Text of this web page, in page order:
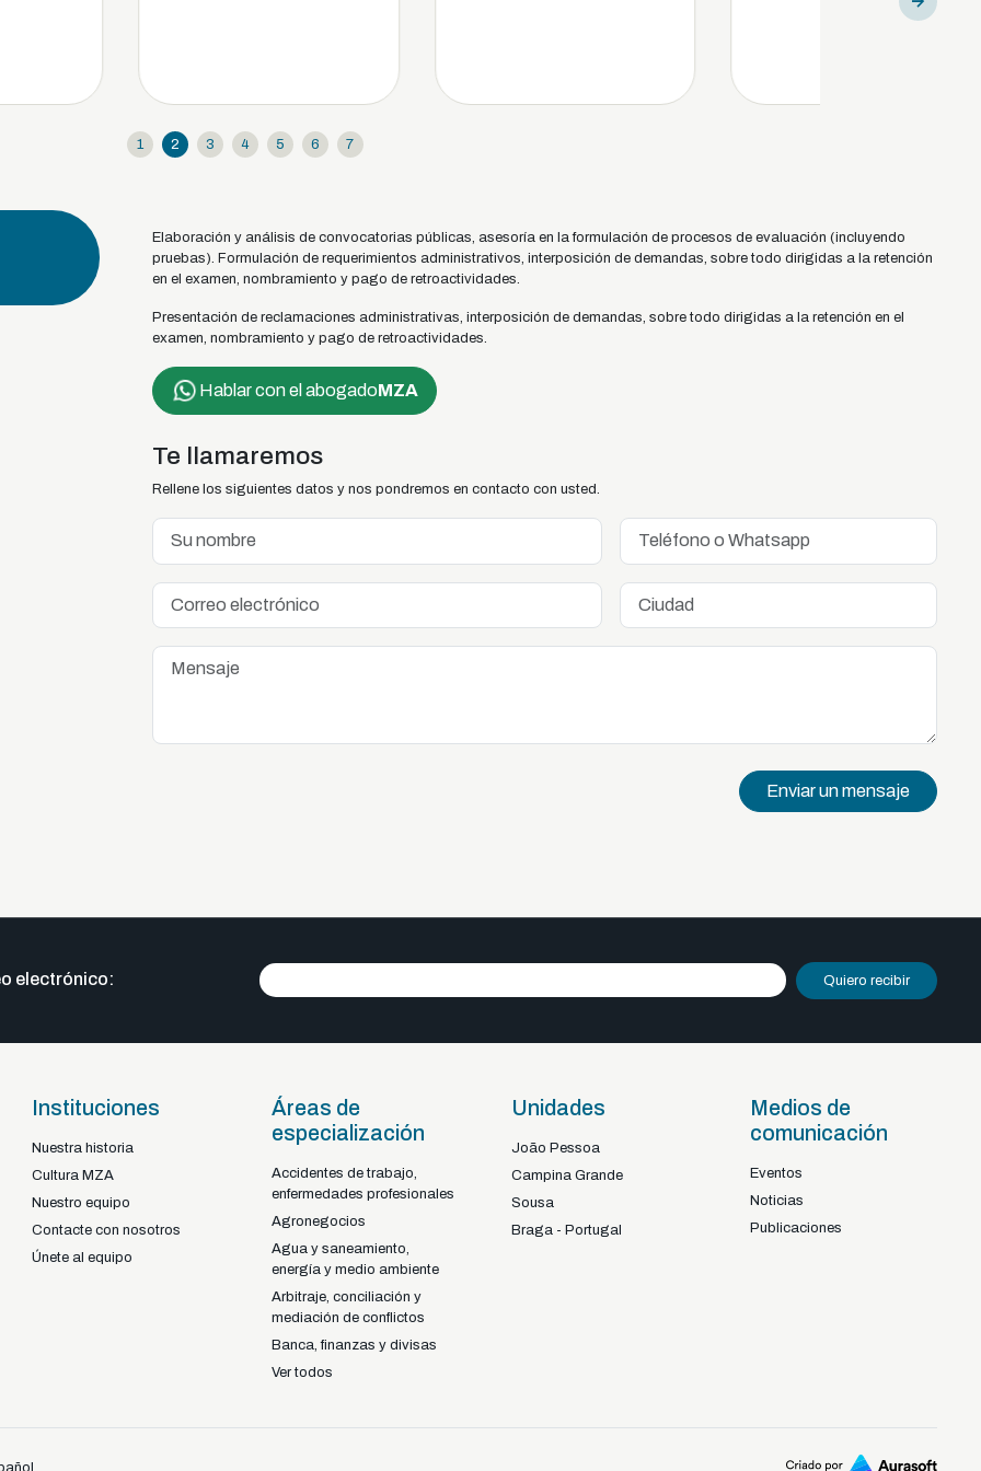
1 2 3 4 5 6 7
Elaboración y análisis de convocatorias públicas, asesoría en la formulación de procesos de evaluación (incluyendo
pruebas). Formulación de requerimientos administrativos, interposición de demandas, sobre todo dirigidas a la retención
en el examen, nombramiento y pago de retroactividades.
Presentación de reclamaciones administrativas, interposición de demandas, sobre todo dirigidas a la retención en el
examen, nombramiento y pago de retroactividades.
Hablar con el abogadoMZA
Te llamaremos
Rellene los siguientes datos y nos pondremos en contacto con usted.
Enviar un mensaje
electrónico: Quiero recibir
92925
Braga - Portugal
+351
Instituciones
Nuestra historia
Cultura MZA
Nuestro equipo
Contacte con nosotros
Únete al equipo
Áreas de
especialización
Accidentes de trabajo,
enfermedades profesionales
Agronegocios
Agua y saneamiento,
energía y medio ambiente
Arbitraje, conciliación y
mediación de conflictos
Banca, finanzas y divisas
Ver todos
Unidades
João Pessoa
Campina Grande
Sousa
Braga - Portugal
Medios de
comunicación
Eventos
Noticias
Publicaciones